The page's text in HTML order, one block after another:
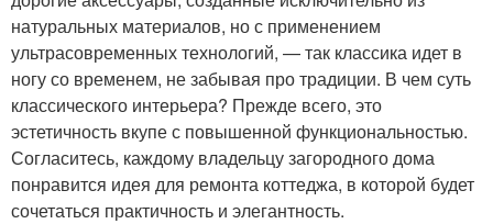
натуральных материалов, но с применением
ультрасовременных технологий, — так классика идет в
ногу со временем, не забывая про традиции. В чем суть
классического интерьера? Прежде всего, это
эстетичность вкупе с повышенной функциональностью.
Согласитесь, каждому владельцу загородного дома
понравится идея для ремонта коттеджа, в которой будет
сочетаться практичность и элегантность.